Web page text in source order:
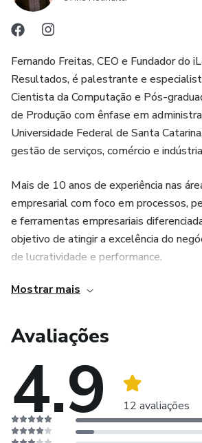
Fernando Freitas, CEO e Fundador do
Resultados, é palestrante e
Cientista da Computação e Pós-
de Produção com ênfase em
Universidade Federal de Santa
gestão de serviços, comércio e
Mais de 10 anos de experiência nas
empresarial com foco em processos,
e ferramentas empresariais
objetivo de atingir a excelência do
de lucratividade e performance.
Trabalha no desenvolvimento de
em diversos segmentos dos setores:
automobilístico, construção civil,
eletro/telecomunicações/TI,
indústria de móveis, gráficas/editora,
fertilizantes/defensivos, farmacêutico,
pneus, laboratórios, têxtil, gestão
geral, comércio, operadores logísticos,
Mostrar mais
Avaliações
4.9 12 avaliações